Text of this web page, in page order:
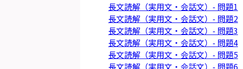
長文読解（実用文・会話文）- 問題1
長文読解（実用文・会話文）- 問題2
長文読解（実用文・会話文）- 問題3
長文読解（実用文・会話文）- 問題4
長文読解（実用文・会話文）- 問題5